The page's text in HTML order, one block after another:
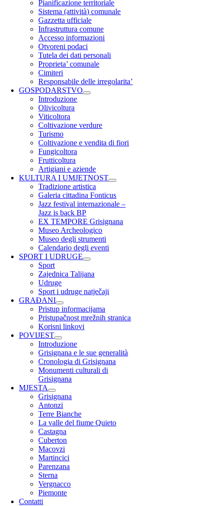
Pianificazione territoriale
Sistema (attività) comunale
Gazzetta ufficiale
Infrastruttura comune
Accesso informazioni
Otvoreni podaci
Tutela dei dati personali
Proprieta’ comunale
Cimiteri
Responsabile delle irregolarita’
GOSPODARSTVO
Introduzione
Olivicoltura
Viticoltora
Coltivazione verdure
Turismo
Coltivazione e vendita di fiori
Fungicoltora
Frutticoltura
Artigiani e aziende
KULTURA I UMJETNOST
Tradizione artistica
Galeria cittadina Fonticus
Jazz festival internazionale –
Jazz is back BP
EX TEMPORE Grisignana
Museo Archeologico
Museo degli strumenti
Calendario degli eventi
SPORT I UDRUGE
Sport
Zajednica Talijana
Udruge
Sport i udruge natječaji
GRAĐANI
Pristup informacijama
Pristupačnost mrežnih stranica
Korisni linkovi
POVIJEST
Introduzione
Grisignana e le sue generalità
Cronologia di Grisignana
Monumenti culturali di
Grisignana
MJESTA
Grisignana
Antonzi
Terre Bianche
La valle del fiume Quieto
Castagna
Cuberton
Macovzi
Martincici
Parenzana
Sterna
Vergnacco
Piemonte
Contatti